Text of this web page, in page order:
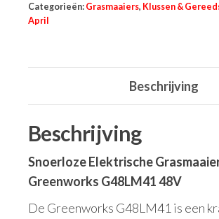
Categorieën: Grasmaaiers, Klussen &
April
Beschrijving
Beschrijving
Snoerloze Elektrische
Greenworks G48LM41 48V
De Greenworks G48LM41 is een